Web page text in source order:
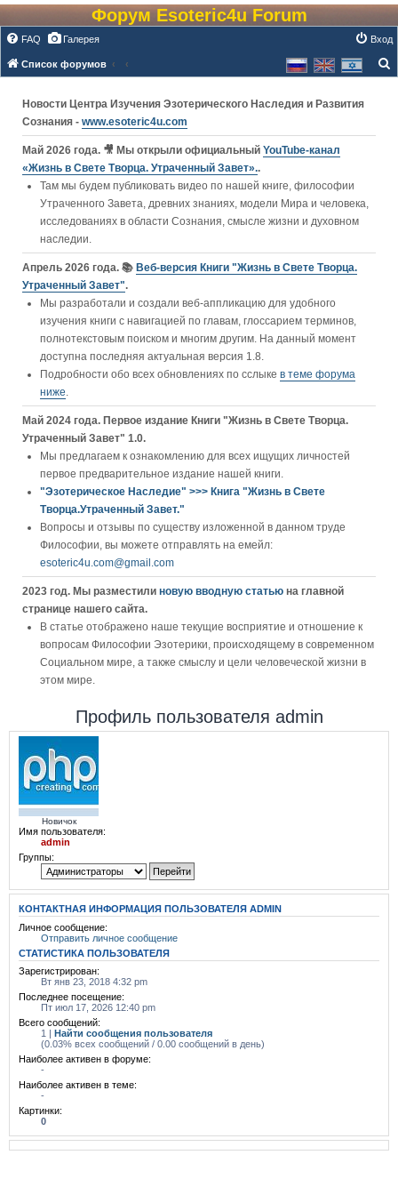
Форум Esoteric4u Forum
FAQ Галерея Вход
Список форумов
Новости Центра Изучения Эзотерического Наследия и Развития
Сознания - www.esoteric4u.com
Май 2026 года. 🎥 Мы открыли официальный YouTube‑канал
«Жизнь в Свете Творца. Утраченный Завет»..
Там мы будем публиковать видео по нашей книге, философии
Утраченного Завета, древних знаниях, модели Мира и человека,
исследованиях в области Сознания, смысле жизни и духовном
наследии.
Апрель 2026 года. 📚 Веб-версия Книги "Жизнь в Свете Творца.
Утраченный Завет".
Мы разработали и создали веб-аппликацию для удобного
изучения книги c навигацией по главам, глоссарием терминов,
полнотекстовым поиском и многим другим. На данный момент
доступна последняя актуальная версия 1.8.
Подробности обо всех обновлениях по сслыке в теме форума
ниже.
Май 2024 года. Первое издание Книги "Жизнь в Свете Творца.
Утраченный Завет" 1.0.
Мы предлагаем к ознакомлению для всех ищущих личностей
первое предварительное издание нашей книги.
"Эзотерическое Наследие" >>> Книга "Жизнь в Свете
Творца.Утраченный Завет."
Вопросы и отзывы по существу изложенной в данном труде
Философии, вы можете отправлять на емейл:
esoteric4u.com@gmail.com
2023 год. Мы разместили новую вводную статью на главной
странице нашего сайта.
В статье отображено наше текущие восприятие и отношение к
вопросам Философии Эзотерики, происходящему в современном
Социальном мире, а также смыслу и цели человеческой жизни в
этом мире.
Профиль пользователя admin
Новичок
Имя пользователя:
admin
Группы:
КОНТАКТНАЯ ИНФОРМАЦИЯ ПОЛЬЗОВАТЕЛЯ ADMIN
Личное сообщение:
Отправить личное сообщение
СТАТИСТИКА ПОЛЬЗОВАТЕЛЯ
Зарегистрирован:
Вт янв 23, 2018 4:32 pm
Последнее посещение:
Пт июл 17, 2026 12:40 pm
Всего сообщений:
1 | Найти сообщения пользователя
(0.03% всех сообщений / 0.00 сообщений в день)
Наиболее активен в форуме:
-
Наиболее активен в теме:
-
Картинки:
0